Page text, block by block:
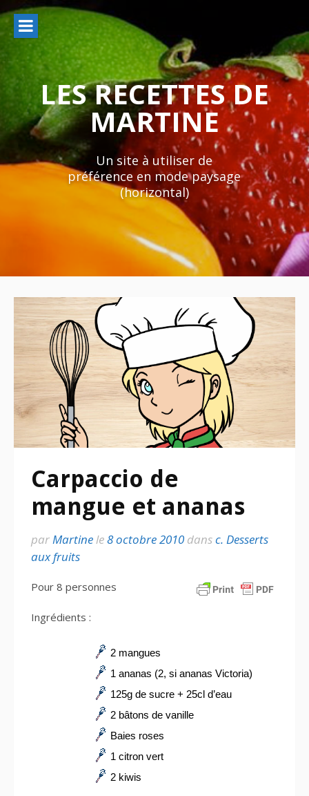
Aller
au
contenu
LES RECETTES DE
MARTINE
Un site à utiliser de
préférence en mode paysage
(horizontal)
Carpaccio de
mangue et ananas
par Martine le8 octobre 2010 dansc. Desserts
aux fruits
Pour 8 personnes
Ingrédients :
2 mangues
1 ananas (2, si ananas Victoria)
125g de sucre + 25cl d’eau
2 bâtons de vanille
Baies roses
1 citron vert
2 kiwis